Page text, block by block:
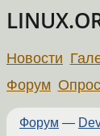
Новости
Форум
Форум —